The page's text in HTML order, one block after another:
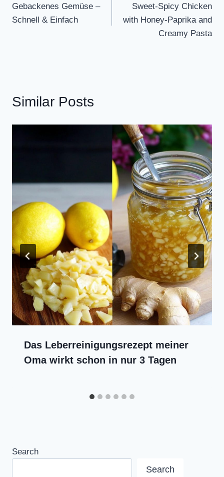
navigation
Gebackenes Gemüse –
Schnell & Einfach
Sweet-Spicy Chicken
with Honey-Paprika and
Creamy Pasta
Similar Posts
Das Leberreinigungsrezept meiner
Oma wirkt schon in nur 3 Tagen
Search
Search